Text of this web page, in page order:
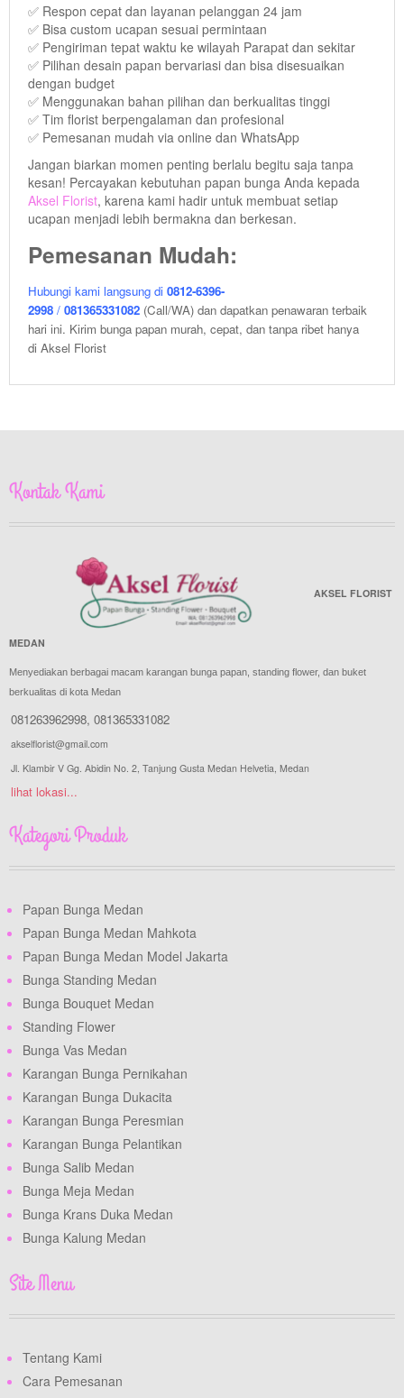
✅ Respon cepat dan layanan pelanggan 24 jam
✅ Bisa custom ucapan sesuai permintaan
✅ Pengiriman tepat waktu ke wilayah Parapat dan sekitar
✅ Pilihan desain papan bervariasi dan bisa disesuaikan
dengan budget
✅ Menggunakan bahan pilihan dan berkualitas tinggi
✅ Tim florist berpengalaman dan profesional
✅ Pemesanan mudah via online dan WhatsApp
Jangan biarkan momen penting berlalu begitu saja tanpa
kesan! Percayakan kebutuhan papan bunga Anda kepada
Aksel Florist, karena kami hadir untuk membuat setiap
ucapan menjadi lebih bermakna dan berkesan.
Pemesanan Mudah:
Hubungi kami langsung di 0812-6396-
2998 / 081365331082 (Call/WA) dan dapatkan penawaran terbaik
hari ini. Kirim bunga papan murah, cepat, dan tanpa ribet hanya
di Aksel Florist
Kontak Kami
AKSEL FLORIST
MEDAN
Menyediakan berbagai macam karangan bunga papan, standing flower, dan buket
berkualitas di kota Medan
081263962998, 081365331082
akselflorist@gmail.com
Jl. Klambir V Gg. Abidin No. 2, Tanjung Gusta Medan Helvetia, Medan
lihat lokasi...
Kategori Produk
Papan Bunga Medan
Papan Bunga Medan Mahkota
Papan Bunga Medan Model Jakarta
Bunga Standing Medan
Bunga Bouquet Medan
Standing Flower
Bunga Vas Medan
Karangan Bunga Pernikahan
Karangan Bunga Dukacita
Karangan Bunga Peresmian
Karangan Bunga Pelantikan
Bunga Salib Medan
Bunga Meja Medan
Bunga Krans Duka Medan
Bunga Kalung Medan
Site Menu
Tentang Kami
Cara Pemesanan